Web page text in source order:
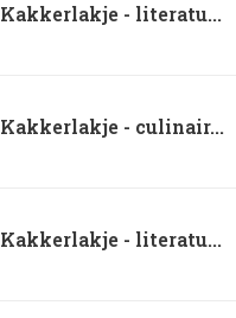
Kakkerlakje - literatu...
Kakkerlakje - culinair...
Kakkerlakje - literatu...